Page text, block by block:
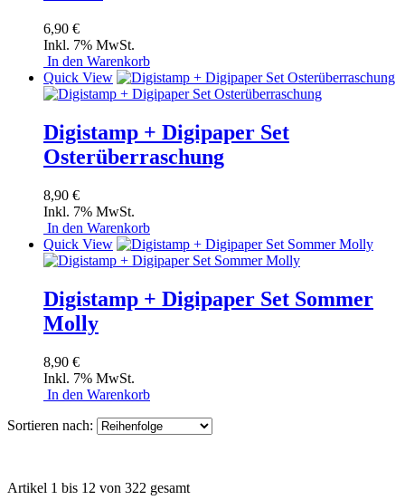
6,90 €
Inkl. 7% MwSt.
In den Warenkorb
Quick View
Digistamp + Digipaper Set
Osterüberraschung
8,90 €
Inkl. 7% MwSt.
In den Warenkorb
Quick View
Digistamp + Digipaper Set Sommer
Molly
8,90 €
Inkl. 7% MwSt.
In den Warenkorb
Sortieren nach:
Artikel 1 bis 12 von 322 gesamt